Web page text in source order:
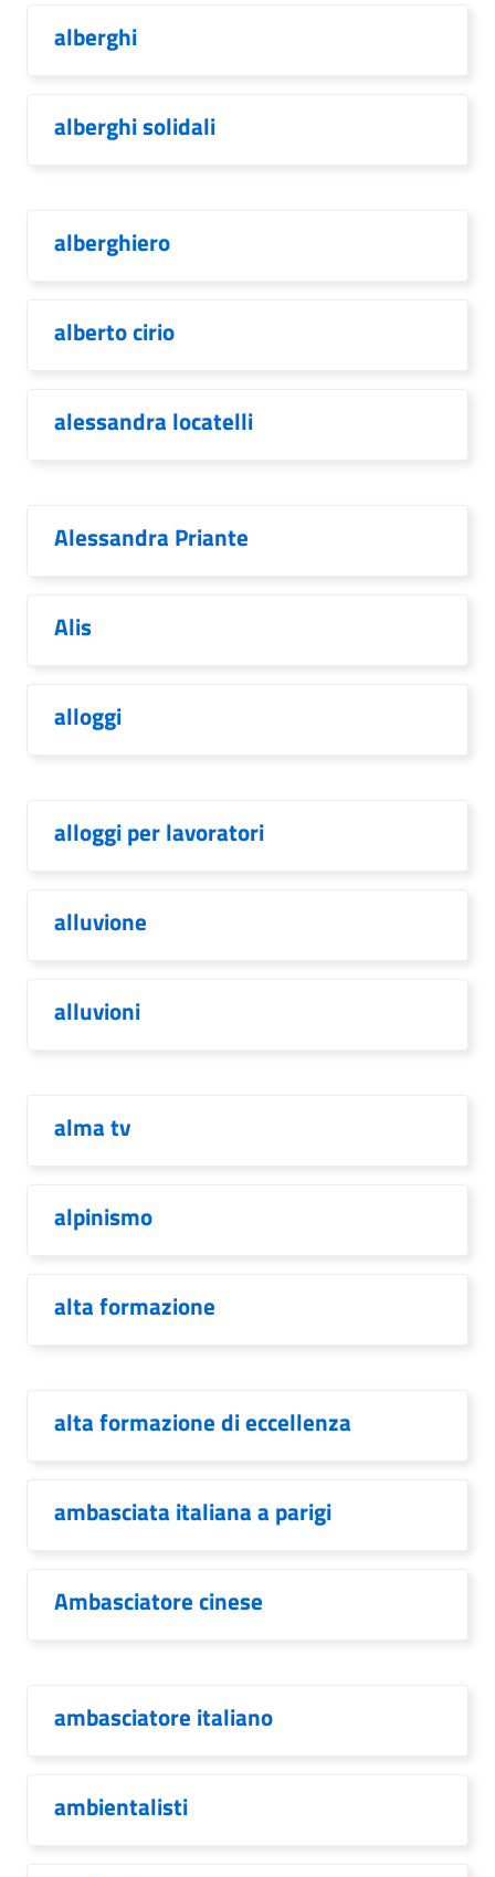
alberghi
alberghi solidali
alberghiero
alberto cirio
alessandra locatelli
Alessandra Priante
Alis
alloggi
alloggi per lavoratori
alluvione
alluvioni
alma tv
alpinismo
alta formazione
alta formazione di eccellenza
ambasciata italiana a parigi
Ambasciatore cinese
ambasciatore italiano
ambientalisti